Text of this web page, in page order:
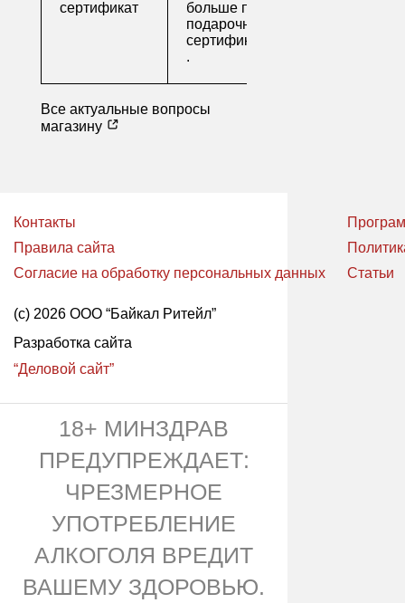
сертификат
больше про
подарочные
сертификаты
.
Все актуальные вопросы
магазину
Контакты
Правила сайта
Согласие на обработку персональных данных
Статьи
(с) 2026 ООО “Байкал Ритейл”
Разработка сайта
“Деловой сайт”
18+ МИНЗДРАВ
ПРЕДУПРЕЖДАЕТ:
ЧРЕЗМЕРНОЕ
УПОТРЕБЛЕНИЕ
АЛКОГОЛЯ ВРЕДИТ
ВАШЕМУ ЗДОРОВЬЮ.